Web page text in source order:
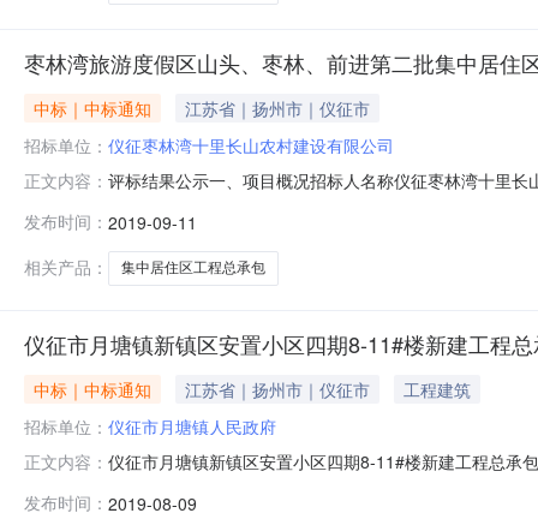
枣林湾旅游度假区山头、枣林、前进第二批集中居住
中标｜中标通知
江苏省｜扬州市｜仪征市
招标单位： 仪征枣林湾十里长山农村建设有限公司
正文内容： 评标结果公示一、项目概况招标人名称仪征枣林湾十里
人投标报价（元）工期（天）质量标准企业及项目负责
发布时间： 2019-09-11
相关产品：
集中居住区工程总承包
仪征市月塘镇新镇区安置小区四期8-11#楼新建工程
中标｜中标通知 江苏省｜扬州市｜仪征市
工程建筑
招标单位： 仪征市月塘镇人民政府
正文内容： 仪征市月塘镇新镇区安置小区四期8-11#楼新建工程总承
镇区安置小区四期8-11#楼新建工程总承包招标控制价
发布时间： 2019-08-09